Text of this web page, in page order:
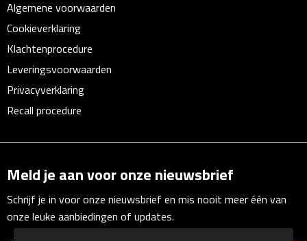
Unieke memo's
Zelfklevende memo's
Kubusblokken
Hoofdtelefoons
Bluetooth hoofdtelefoons
Algemene voorwaarden
Cookieverklaring
Klachtenprocedure
Leveringsvoorwaarden
Privacyverklaring
Recall procedure
Meld je aan voor onze nieuwsbrief
Schrijf je in voor onze nieuwsbrief en mis nooit meer één van
onze leuke aanbiedingen of updates.